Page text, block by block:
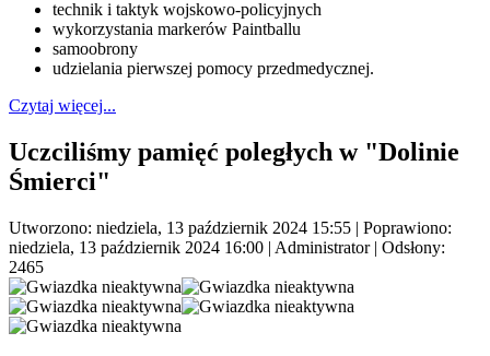
technik i taktyk wojskowo-policyjnych
wykorzystania markerów Paintballu
samoobrony
udzielania pierwszej pomocy przedmedycznej.
Czytaj więcej...
Uczciliśmy pamięć poległych w "Dolinie
Śmierci"
Utworzono: niedziela, 13 październik 2024 15:55 | Poprawiono:
niedziela, 13 październik 2024 16:00 | Administrator| Odsłony:
2465